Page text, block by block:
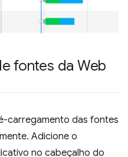
fontes da Web
carregamento das fontes
Adicione o
no cabeçalho do